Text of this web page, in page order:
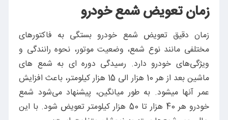
زمان تعویض شمع خودرو
زمان دقیق تعویض شمع خودرو بستگی به فاکتورهای
مختلفی مانند نوع شمع، وضعیت موتور، نحوه رانندگی و
ویژگی‌های خودرو دارد. رسیدگی دوره ای به شمع های
ماشین بعد از هر 10 هزار الی 15 هزار کیلومتر، باعث افزایش
عمر آنها میشود. به طور میانگین، پیشنهاد می‌شود شمع
خودرو هر 40 هزار تا 50 هزار کیلومتر تعویض شود. با این